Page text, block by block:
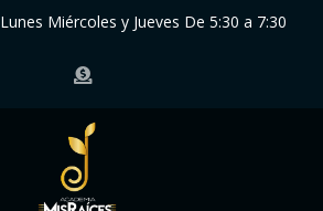
Lunes Miércoles y Jueves De 5:30 a 7:30